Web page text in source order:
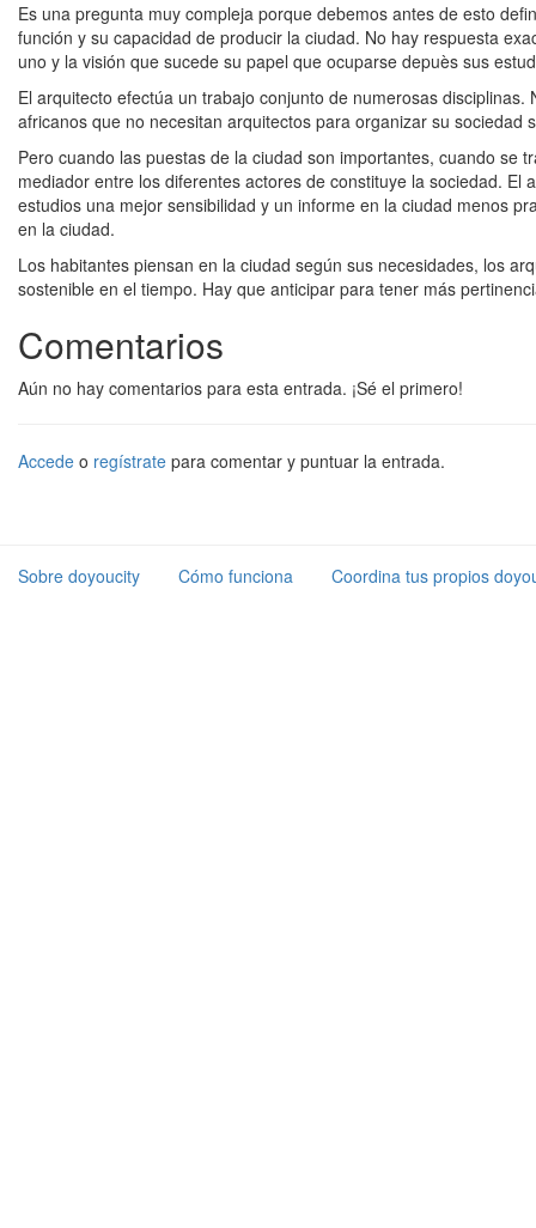
Es una pregunta muy compleja porque debemos antes de esto
función y su capacidad de producir la ciudad. No hay respuesta
uno y la visión que sucede su papel que ocuparse depuès sus
El arquitecto efectúa un trabajo conjunto de numerosas
africanos que no necesitan arquitectos para organizar su sociedad
Pero cuando las puestas de la ciudad son importantes, cuando se
mediador entre los diferentes actores de constituye la sociedad.
estudios una mejor sensibilidad y un informe en la ciudad menos
en la ciudad.
Los habitantes piensan en la ciudad según sus necesidades, los
sostenible en el tiempo. Hay que anticipar para tener más
Comentarios
Aún no hay comentarios para esta entrada. ¡Sé el primero!
Accede o regístrate para comentar y puntuar la entrada.
Sobre doyoucity Cómo funciona Coordina tus propios